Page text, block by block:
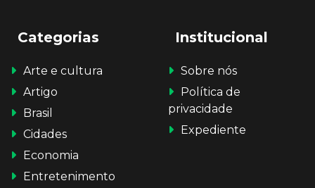
Categorias
Arte e cultura
Artigo
Brasil
Cidades
Economia
Entretenimento
Institucional
Sobre nós
Política de
privacidade
Expediente